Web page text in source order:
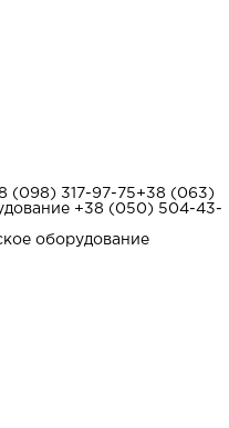
(098) 317-97-75+38 (063)
+38 (050) 504-43-
оборудование